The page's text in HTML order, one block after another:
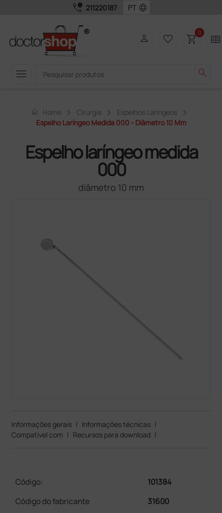
call_quality 211220187 language
menu search
person favorite_border shopping_cart0 two_pager
home Home Cirurgia
Espelhos Laríngeos
Espelho Laríngeo Medida 000 - Diâmetro 10 Mm
Espelho laríngeo medida
000
diâmetro 10 mm
Informações gerais | Informações técnicas |
Compatível com | Recursos para download |
Código:
101384
Código do fabricante
31600